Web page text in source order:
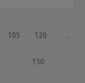
105 120 ...
... 150 ...